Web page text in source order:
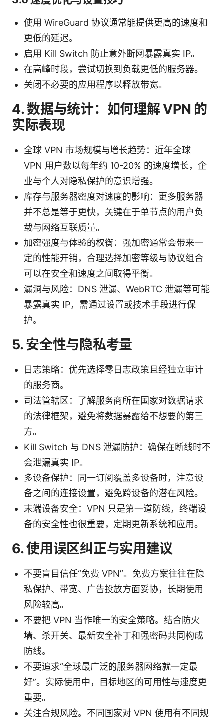
使用 WireGuard 协议通常能提供更高的速度和
更低的延迟。
启用 Kill Switch 防止意外断网暴露真实 IP。
在高峰时段，尝试切换到负载更低的服务器。
关闭不必要的应用程序以释放带宽。
4. 数据与统计：如何理解 VPN 的
实际表现
全球 VPN 市场规模与增长趋势：近年全球
VPN 用户数以每年约 10-20% 的速度增长，企
业与个人对隐私保护的意识增强。
库存与服务器密度对速度的影响：更多服务器
并不总是等于更快，关键在于单节点的用户负
载与网络互联质量。
加密强度与体验的权衡：强加密通常会带来一
定的性能开销，合理选择加密等级与协议组合
可以在安全和速度之间取得平衡。
漏洞与风险：DNS 泄漏、WebRTC 泄漏等可能
暴露真实 IP，需通过设置或技术手段进行保
护。
5. 安全性与隐私考量
日志策略：优先选择零日志政策且经独立审计
的服务商。
司法管辖区：了解服务商所在国家对数据请求
的法律框架，避免将数据暴露给不想要的第三
方。
Kill Switch 与 DNS 泄漏防护：确保在断线时不
会泄漏真实 IP。
多设备保护：同一订阅覆盖多设备时，注意设
备之间的连接设置，避免跨设备的潜在风险。
末端设备安全：VPN 只是第一道防线，终端设
备的安全性也很重要，定期更新系统和应用。
6. 使用误区纠正与实用建议
不要盲目信任“免费 VPN”。免费方案往往在隐
私保护、带宽、广告投放方面妥协，长期使用
风险较高。
不要把 VPN 当作唯一的安全策略。结合防火
墙、杀开关、最新安全补丁和强密码共同构成
防线。
不要追求“全球最广泛的服务器网络就一定最
好”。实际使用中，目标地区的可用性与速度更
重要。
关注合规风险。不同国家对 VPN 使用有不同规